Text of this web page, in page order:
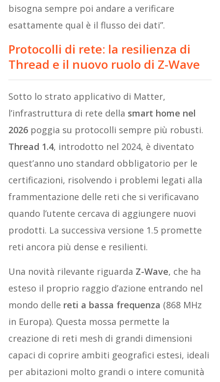
bisogna sempre poi andare a verificare
esattamente qual è il flusso dei dati”.
Protocolli di rete: la resilienza di
Thread e il nuovo ruolo di Z-Wave
Sotto lo strato applicativo di Matter,
l’infrastruttura di rete della smart home nel
2026 poggia su protocolli sempre più robusti.
Thread 1.4, introdotto nel 2024, è diventato
quest’anno uno standard obbligatorio per le
certificazioni, risolvendo i problemi legati alla
frammentazione delle reti che si verificavano
quando l’utente cercava di aggiungere nuovi
prodotti. La successiva versione 1.5 promette
reti ancora più dense e resilienti.
Una novità rilevante riguarda Z-Wave, che ha
esteso il proprio raggio d’azione entrando nel
mondo delle reti a bassa frequenza (868 MHz
in Europa). Questa mossa permette la
creazione di reti mesh di grandi dimensioni
capaci di coprire ambiti geografici estesi, ideali
per abitazioni molto grandi o intere comunità